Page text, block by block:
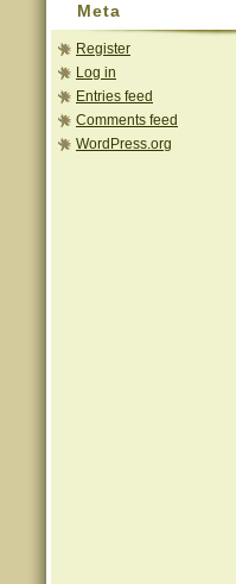
Meta
Register
Log in
Entries feed
Comments feed
WordPress.org